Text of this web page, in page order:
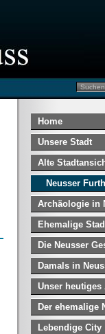
Home
Unsere Stadt
Alte
Neusser Furth
Archäologie in
Ehemalige
Die Neusser
Damals in
Unser heutiges
Der ehemalige
Lebendige City